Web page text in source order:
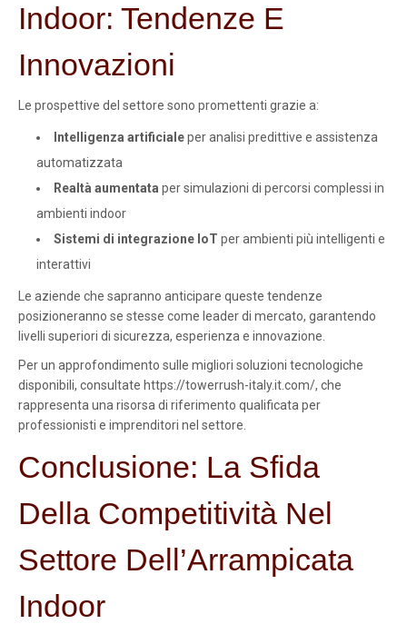
Indoor: Tendenze E
Innovazioni
Le prospettive del settore sono promettenti grazie a:
Intelligenza artificialeper analisi predittive e assistenza
automatizzata
Realtà aumentata per simulazioni di percorsi complessi in
ambienti indoor
Sistemi di integrazione IoT per ambienti più intelligenti e
interattivi
Le aziende che sapranno anticipare queste tendenze
posizioneranno se stesse come leader di mercato, garantendo
livelli superiori di sicurezza, esperienza e innovazione.
Per un approfondimento sulle migliori soluzioni tecnologiche
disponibili, consultate https://towerrush-italy.it.com/, che
rappresenta una risorsa di riferimento qualificata per
professionisti e imprenditori nel settore.
Conclusione: La Sfida
Della Competitività Nel
Settore Dell’Arrampicata
Indoor